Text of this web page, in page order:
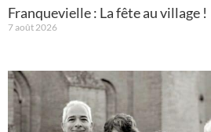
Franquevielle : La fête au village !
7 août 2026